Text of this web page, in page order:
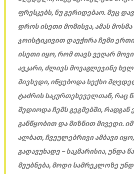
ფრესკებს, ნუ გერიდებაო. მეც
დროს ისეთი მომისვა, ამას მოსმა
ჯოისტიკივით დაეჭირა ჩემი
ისეთი იყო, რომ თავს ვეღარ
ავკარი, ძლივს მოვაგლეჯინე
მივხვდი, იწყებოდა სექსი
ტაძრის საკურთეხეველთან, რაც
შედიოდა ჩემს გეგმებში, რადგან
განწყობით და მიზნით მივედი.
ალბათ, ჩვეულებრივი ამბავი
გადავუხადე – საკმარისია, უნდა
მეუბნება, მოდი სამრეკლოზე